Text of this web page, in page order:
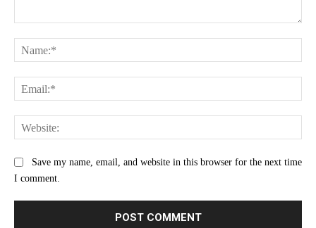
Save my name, email, and website in this browser for the next time
I comment.